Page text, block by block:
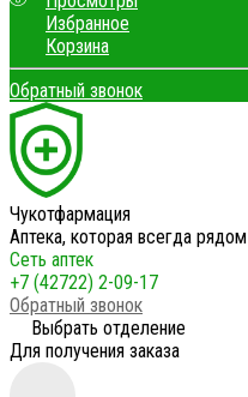
Избранное
Корзина
Обратный звонок
Чукотфармация
Аптека, которая всегда рядом
Сеть аптек
+7 (42722) 2-09-17
Обратный звонок
Выбрать отделение
Для получения заказа